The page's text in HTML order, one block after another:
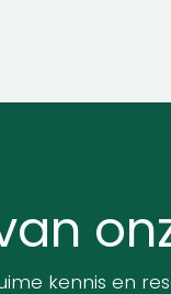
kennis en